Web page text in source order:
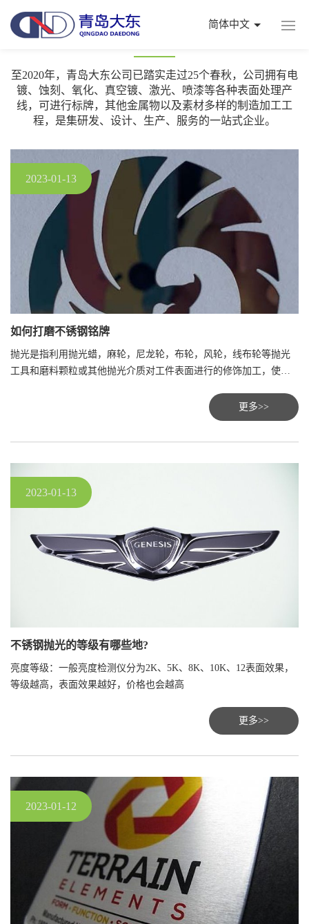
简体中文
行业新闻
至2020年，青岛大东公司已踏实走过25个春秋，公司拥有电
镀、蚀刻、氧化、真空镀、激光、喷漆等各种表面处理产
线，可进行标牌，其他金属物以及素材多样的制造加工工
程，是集研发、设计、生产、服务的一站式企业。
2023-01-13
如何打磨不锈钢铭牌
抛光是指利用抛光蜡，麻轮，尼龙轮，布轮，风轮，线布轮等抛光
工具和磨料颗粒或其他抛光介质对工件表面进行的修饰加工，使工
这种工艺可以进一步提高不锈钢铭牌​的耐蚀性和光亮效果。
更多>>
2023-01-13
不锈钢抛光的等级有哪些地?
亮度等级：一般亮度检测仪分为2K、5K、8K、10K、12表面效果，
等级越高，表面效果越好，价格也会越高
更多>>
2023-01-12